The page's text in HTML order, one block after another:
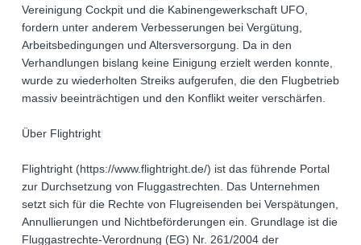
Vereinigung Cockpit und die Kabinengewerkschaft UFO,
fordern unter anderem Verbesserungen bei Vergütung,
Arbeitsbedingungen und Altersversorgung. Da in den
Verhandlungen bislang keine Einigung erzielt werden konnte,
wurde zu wiederholten Streiks aufgerufen, die den Flugbetrieb
massiv beeinträchtigen und den Konflikt weiter verschärfen.
Über Flightright
Flightright (https://www.flightright.de/) ist das führende Portal
zur Durchsetzung von Fluggastrechten. Das Unternehmen
setzt sich für die Rechte von Flugreisenden bei Verspätungen,
Annullierungen und Nichtbeförderungen ein. Grundlage ist die
Fluggastrechte-Verordnung (EG) Nr. 261/2004 der